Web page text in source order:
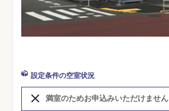
設定条件の空室状況
満室のためお申込みいただけません